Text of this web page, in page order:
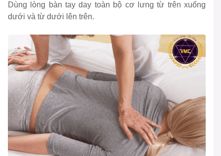
Dùng lòng bàn tay day toàn bộ cơ lưng từ trên xuống
dưới và từ dưới lên trên.